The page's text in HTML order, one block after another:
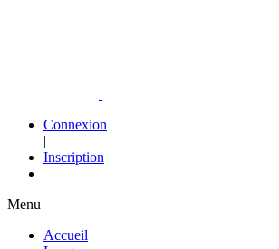
Connexion
|
Inscription
Menu
Accueil